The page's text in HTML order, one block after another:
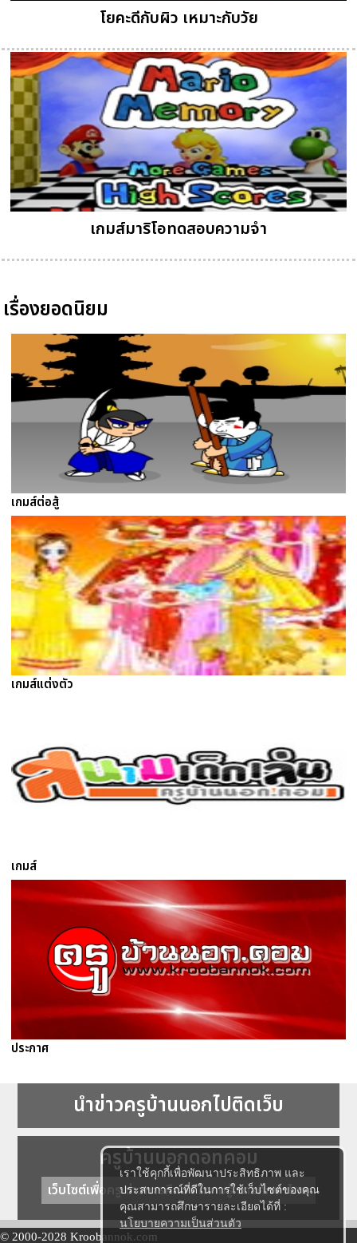
เราใช้คุกกี้เพื่อพัฒนาประสิทธิภาพ และ
ประสบการณ์ที่ดีในการใช้เว็บไซต์ของคุณ
คุณสามารถศึกษารายละเอียดได้ที่ :
นโยบายความเป็นส่วนตัว
โยคะดีกับผิว เหมาะกับวัย
เกมส์มาริโอทดสอบความจำ
เรื่องยอดนิยม
เกมส์ต่อสู้
เกมส์แต่งตัว
เกมส์
ประกาศ
นำข่าวครูบ้านนอกไปติดเว็บ
ครูบ้านนอกดอทคอม
เว็บไซต์เพื่อครู ข่าวการศึกษา ความรู้ การศึกษาไทย
© 2000-2028 Kroobannok.com